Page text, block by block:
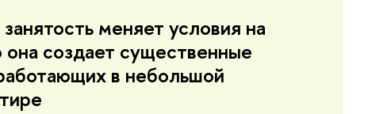
меняет условия на
создает существенные
в небольшой